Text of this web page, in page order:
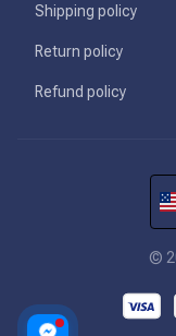
Shipping policy
Return policy
Refund policy
©